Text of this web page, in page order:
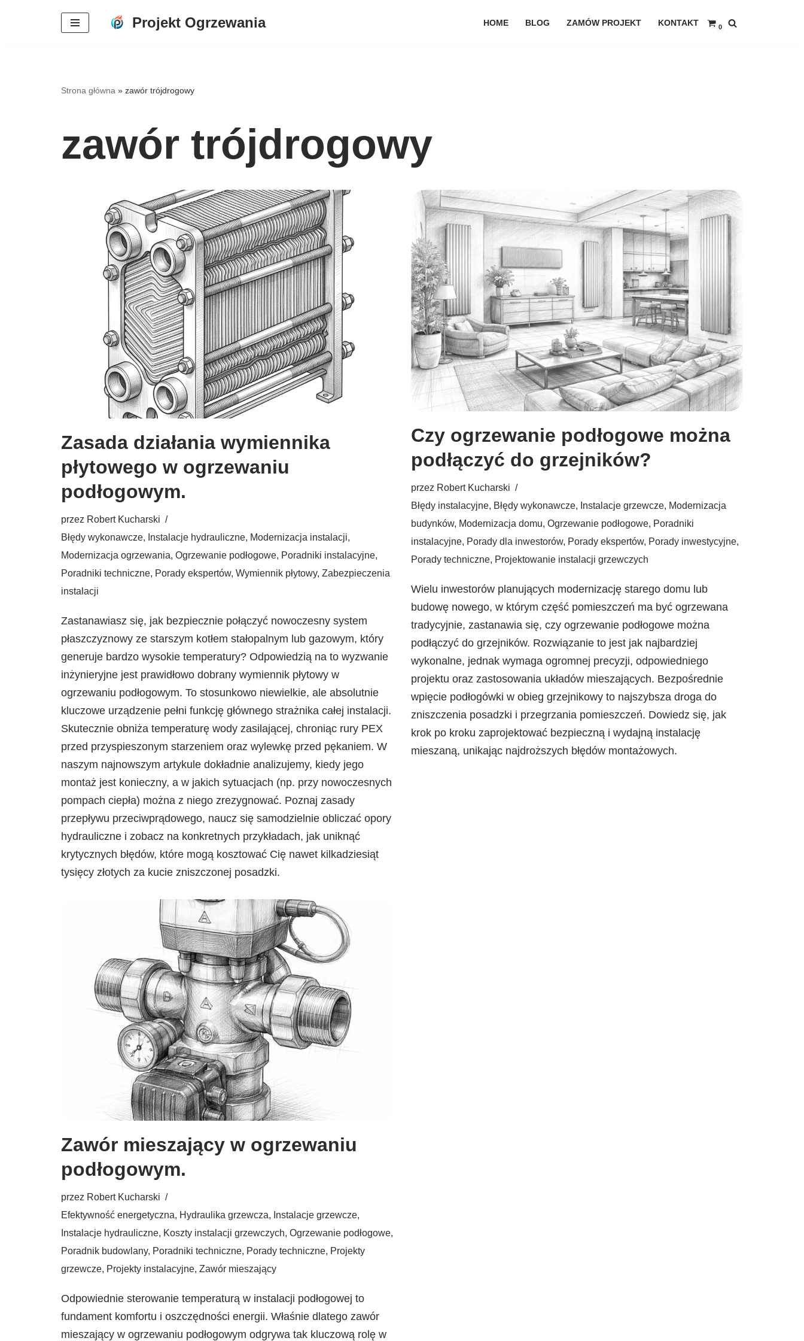
Projekt Ogrzewania HOME BLOG ZAMÓW PROJEKT KONTAKT 0
Strona główna » zawór trójdrogowy
zawór trójdrogowy
Zasada działania wymiennika
płytowego w ogrzewaniu
podłogowym.
przez Robert Kucharski
Błędy wykonawcze, Instalacje hydrauliczne, Modernizacja instalacji,
Modernizacja ogrzewania, Ogrzewanie podłogowe, Poradniki instalacyjne,
Poradniki techniczne, Porady ekspertów, Wymiennik płytowy, Zabezpieczenia
instalacji
Zastanawiasz się, jak bezpiecznie połączyć nowoczesny system
płaszczyznowy ze starszym kotłem stałopalnym lub gazowym, który
generuje bardzo wysokie temperatury? Odpowiedzią na to wyzwanie
inżynieryjne jest prawidłowo dobrany wymiennik płytowy w
ogrzewaniu podłogowym. To stosunkowo niewielkie, ale absolutnie
kluczowe urządzenie pełni funkcję głównego strażnika całej instalacji.
Skutecznie obniża temperaturę wody zasilającej, chroniąc rury PEX
przed przyspieszonym starzeniem oraz wylewkę przed pękaniem. W
naszym najnowszym artykule dokładnie analizujemy, kiedy jego
montaż jest konieczny, a w jakich sytuacjach (np. przy nowoczesnych
pompach ciepła) można z niego zrezygnować. Poznaj zasady
przepływu przeciwprądowego, naucz się samodzielnie obliczać opory
hydrauliczne i zobacz na konkretnych przykładach, jak uniknąć
krytycznych błędów, które mogą kosztować Cię nawet kilkadziesiąt
tysięcy złotych za kucie zniszczonej posadzki.
Czy ogrzewanie podłogowe można
podłączyć do grzejników?
przez Robert Kucharski
Błędy instalacyjne, Błędy wykonawcze, Instalacje grzewcze, Modernizacja
budynków, Modernizacja domu, Ogrzewanie podłogowe, Poradniki
instalacyjne, Porady dla inwestorów, Porady ekspertów, Porady inwestycyjne,
Porady techniczne, Projektowanie instalacji grzewczych
Wielu inwestorów planujących modernizację starego domu lub
budowę nowego, w którym część pomieszczeń ma być ogrzewana
tradycyjnie, zastanawia się, czy ogrzewanie podłogowe można
podłączyć do grzejników. Rozwiązanie to jest jak najbardziej
wykonalne, jednak wymaga ogromnej precyzji, odpowiedniego
projektu oraz zastosowania układów mieszających. Bezpośrednie
wpięcie podłogówki w obieg grzejnikowy to najszybsza droga do
zniszczenia posadzki i przegrzania pomieszczeń. Dowiedz się, jak
krok po kroku zaprojektować bezpieczną i wydajną instalację
mieszaną, unikając najdroższych błędów montażowych.
Zawór mieszający w ogrzewaniu
podłogowym.
przez Robert Kucharski
Efektywność energetyczna, Hydraulika grzewcza, Instalacje grzewcze,
Instalacje hydrauliczne, Koszty instalacji grzewczych, Ogrzewanie podłogowe,
Poradnik budowlany, Poradniki techniczne, Porady techniczne, Projekty
grzewcze, Projekty instalacyjne, Zawór mieszający
Odpowiednie sterowanie temperaturą w instalacji podłogowej to
fundament komfortu i oszczędności energii. Właśnie dlatego zawór
mieszający w ogrzewaniu podłogowym odgrywa tak kluczową rolę w